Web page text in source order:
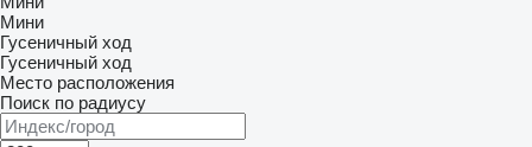
Мини
Гусеничный ход
Гусеничный ход
Место расположения
Поиск по радиусу